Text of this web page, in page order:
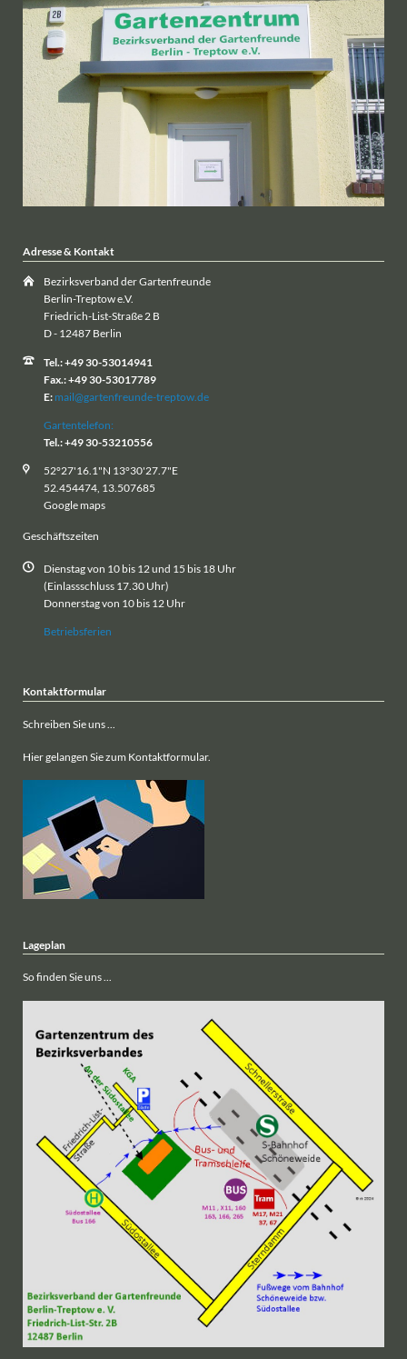
Adresse & Kontakt
Bezirksverband der Gartenfreunde
Berlin-Treptow e.V.
Friedrich-List-Straße 2 B
D - 12487 Berlin
Tel.: +49 30-53014941
Fax.: +49 30-53017789
E: mail@gartenfreunde-treptow.de
Gartentelefon:
Tel.: +49 30-53210556
52°27'16.1"N 13°30'27.7"E
52.454474, 13.507685
Google maps
Geschäftszeiten
Dienstag von 10 bis 12 und 15 bis 18 Uhr
(Einlassschluss 17.30 Uhr)
Donnerstag von 10 bis 12 Uhr
Betriebsferien
Kontaktformular
Schreiben Sie uns ...
Hier gelangen Sie zum Kontaktformular.
Lageplan
So finden Sie uns ...